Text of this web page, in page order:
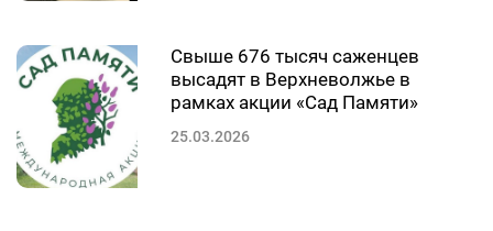
Свыше 676 тысяч саженцев
высадят в Верхневолжье в
рамках акции «Сад Памяти»
25.03.2026